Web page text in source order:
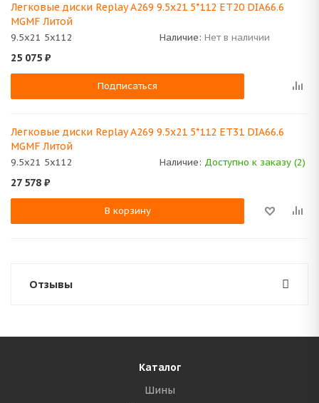
Легковые диски Replay A269 9.5x21 5*112 ET20 DIA66.6
MGMF Литой
9.5x21 5x112 Наличие: Нет в наличии
25 075 ₽
Подписаться
Легковые диски Replay A269 9.5x21 5*112 ET31 DIA66.6
MGMF Литой
9.5x21 5x112 Наличие: Доступно к заказу (2)
27 578 ₽
В корзину
Отзывы
Каталог
Шины